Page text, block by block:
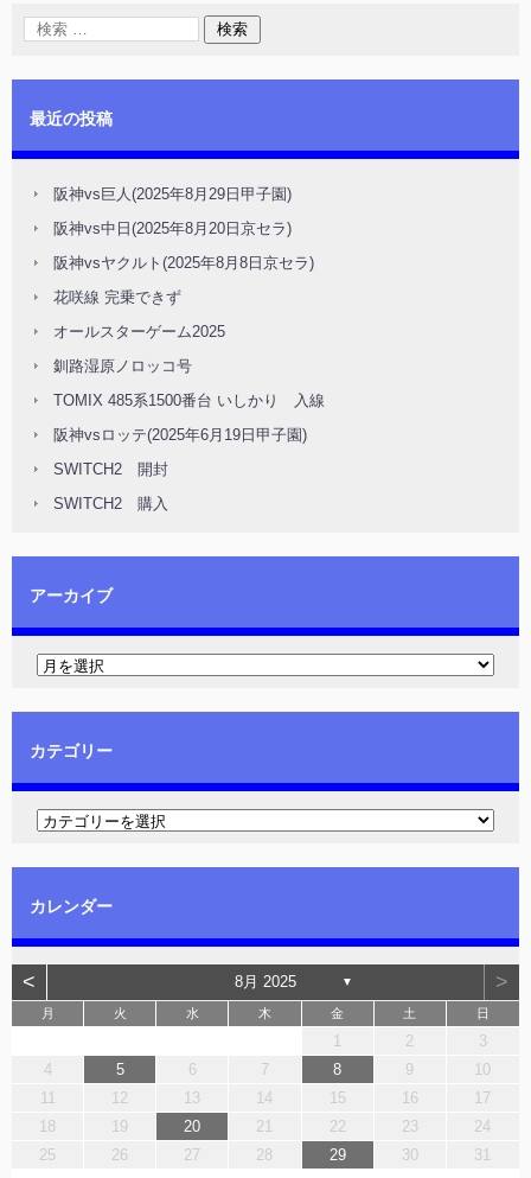
最近の投稿
阪神vs巨人(2025年8月29日甲子園)
阪神vs中日(2025年8月20日京セラ)
阪神vsヤクルト(2025年8月8日京セラ)
花咲線 完乗できず
オールスターゲーム2025
釧路湿原ノロッコ号
TOMIX 485系1500番台 いしかり 入線
阪神vsロッテ(2025年6月19日甲子園)
SWITCH2 開封
SWITCH2 購入
アーカイブ
カテゴリー
カレンダー
< 8月 2025 ▼ >
月 火 水 木 金 土 日
1 2
3
4
5 6 7 8 9
10
11
12 13 14 15 16
17
18
19 20 21 22 23
24
25
26 27 28 29 30 31